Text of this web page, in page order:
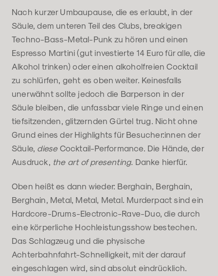
Nach kurzer Umbaupause, die es erlaubt, in der
Säule, dem unteren Teil des Clubs, breakigen
Techno-Bass-Metal-Punk zu hören und einen
Espresso Martini (gut investierte 14 Euro für alle, die
Alkohol trinken) oder einen alkoholfreien Cocktail
zu schlürfen, geht es oben weiter. Keinesfalls
unerwähnt sollte jedoch die Barperson in der
Säule bleiben, die unfassbar viele Ringe und einen
tiefsitzenden, glitzernden Gürtel trug. Nicht ohne
Grund eines der Highlights für Besucher:innen der
Säule, dieseCocktail-Performance. Die Hände, der
Ausdruck, the art of presenting. Danke hierfür.
Oben heißt es dann wieder: Berghain, Berghain,
Berghain, Metal, Metal, Metal. Murderpact sind ein
Hardcore-Drums-Electronic-Rave-Duo, die durch
eine körperliche Hochleistungsshow bestechen.
Das Schlagzeug und die physische
Achterbahnfahrt-Schnelligkeit, mit der darauf
eingeschlagen wird, sind absolut eindrücklich.